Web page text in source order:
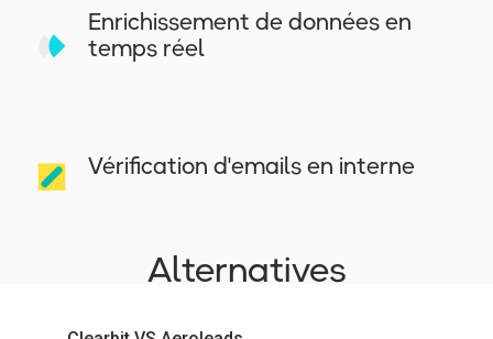
Enrichissement de données en
temps réel
Vérification d'emails en interne
Alternatives